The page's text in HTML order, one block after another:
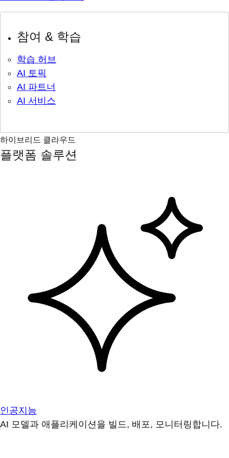
참여 & 학습
학습 허브
AI 토픽
AI 파트너
AI 서비스
하이브리드 클라우드
플랫폼 솔루션
인공지능
AI 모델과 애플리케이션을 빌드, 배포, 모니터링합니다.